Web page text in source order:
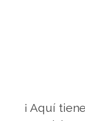
¡ Aquí